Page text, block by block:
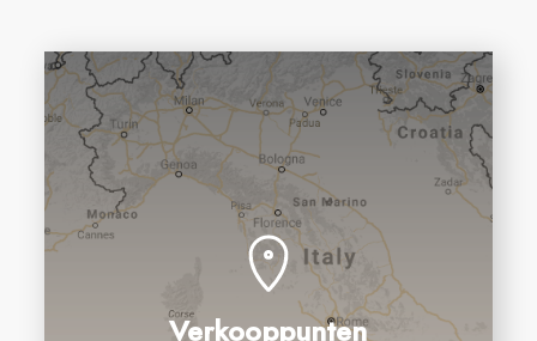
Verkooppunten